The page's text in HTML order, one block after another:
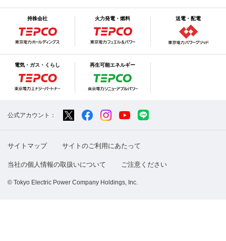
持株会社 火力発電・燃料 送電・配電
電気・ガス・くらし 再生可能エネルギー
公式アカウント：
サイトマップ サイトのご利用にあたって
当社の個人情報の取扱いについて ご注意ください
© Tokyo Electric Power Company Holdings, Inc.